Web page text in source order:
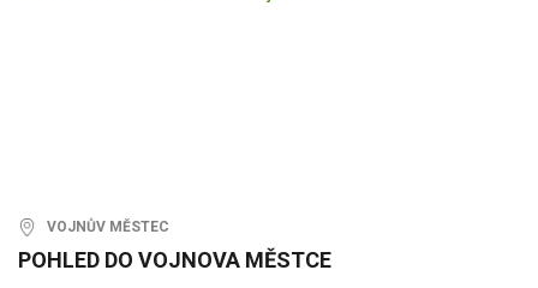
VOJNŮV MĚSTEC
POHLED DO VOJNOVA MĚSTCE